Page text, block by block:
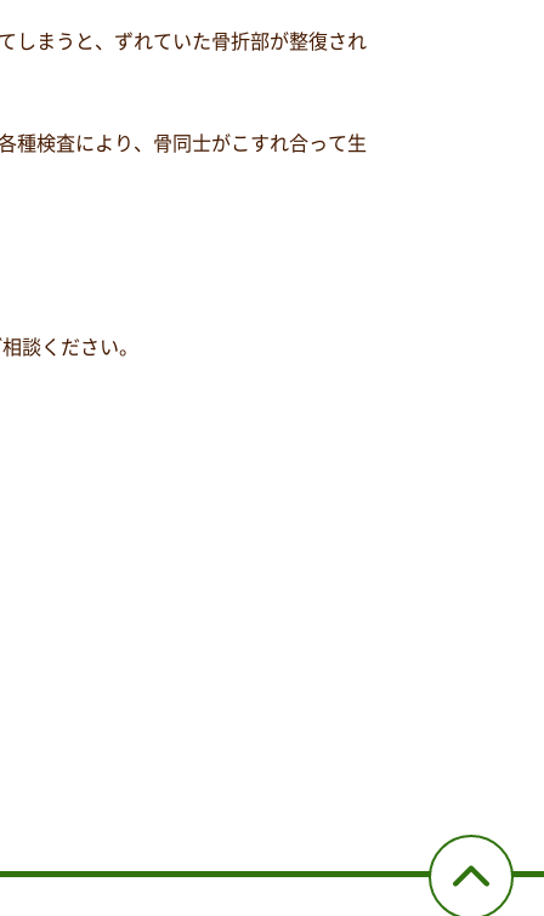
しまうと、ずれていた骨折部が整復され
種検査により、骨同士がこすれ合って生
談ください。